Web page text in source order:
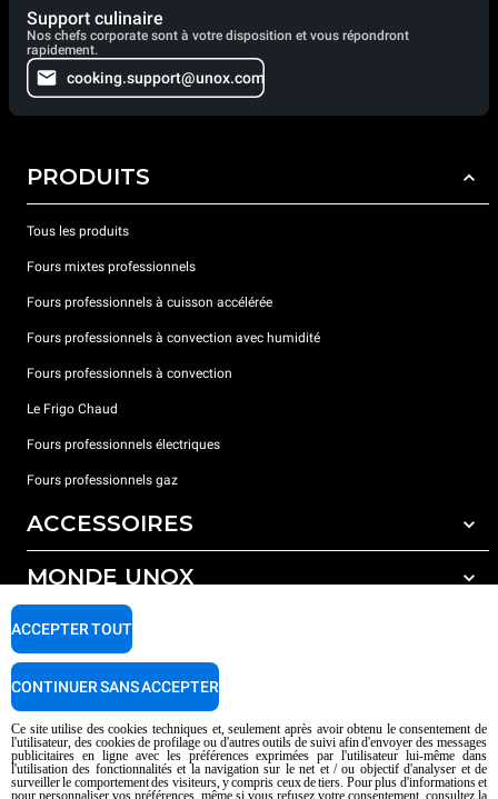
Support culinaire
Nos chefs corporate sont à votre disposition et vous répondront
rapidement.
cooking.support@unox.com
PRODUITS
Tous les produits
Fours mixtes professionnels
Fours professionnels à cuisson accélérée
Fours professionnels à convection avec humidité
Fours professionnels à convection
Le Frigo Chaud
Fours professionnels électriques
Fours professionnels gaz
ACCESSOIRES
Tous les accessoires
Détergents pour lavage automatique
Détergents pour lavage manuel
Traitement de l'eau avec filtres à résine
MONDE UNOX
Nos bureaux dans le monde
SUPPORT
Garantie Unox
Trouver les Centres SAV
AI Content Disclaimer
Privacy policy Cookie policy
Ce site utilise des cookies techniques et, seulement après avoir obtenu le consentement de
l'utilisateur, des cookies de profilage ou d'autres outils de suivi afin d'envoyer des messages
publicitaires en ligne avec les préférences exprimées par l'utilisateur lui-même dans
l'utilisation des fonctionnalités et la navigation sur le net et / ou objectif d'analyser et de
surveiller le comportement des visiteurs, y compris ceux de tiers. Pour plus d'informations et
pour personnaliser vos préférences, même si vous refusez votre consentement, consultez la
ACCEPTER TOUT
CONTINUER SANS ACCEPTER